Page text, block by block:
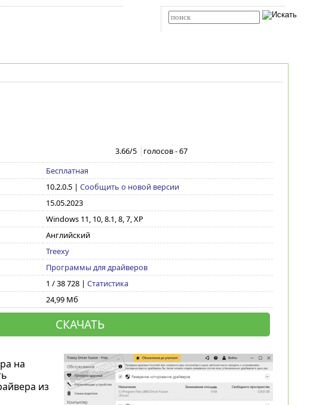
3.66/5 голосов -67
Бесплатная
10.2.0.5| Сообщить о новой версии
15.05.2023
Windows 11, 10, 8.1, 8, 7, XP
Английский
Treexy
Программы для драйверов
1 / 38 728 | Статистика
24,99 Мб
СКАЧАТЬ
на
из